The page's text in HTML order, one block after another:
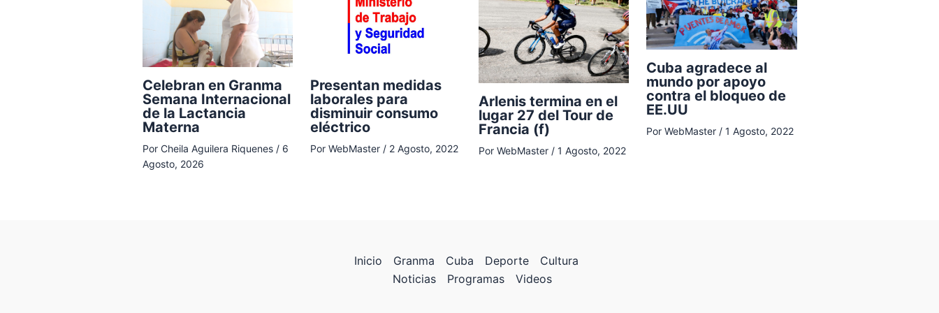
Celebran en Granma
Semana Internacional
de la Lactancia
Materna
Por Cheila Aguilera Riquenes / 6
Agosto, 2026
Presentan medidas
laborales para
disminuir consumo
eléctrico
Por WebMaster / 2 Agosto, 2022
Arlenis termina en el
lugar 27 del Tour de
Francia (f)
Por WebMaster / 1 Agosto, 2022
Cuba agradece al
mundo por apoyo
contra el bloqueo de
EE.UU
Por WebMaster / 1 Agosto, 2022
Inicio Granma Cuba Deporte
Cultura
Noticias
Programas Videos